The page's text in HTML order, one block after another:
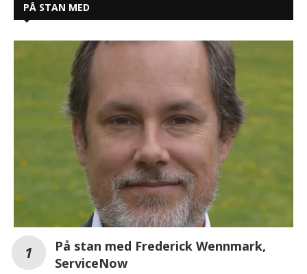
PÅ STAN MED
På stan med Frederick Wennmark,
ServiceNow